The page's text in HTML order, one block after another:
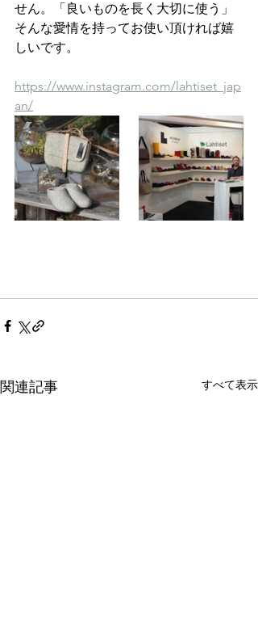
せん。「良いものを長く大切に使う」
そんな愛情を持ってお使い頂ければ嬉
しいです。
https://www.instagram.com/lahtiset_jap
an/
関連記事 すべて表示